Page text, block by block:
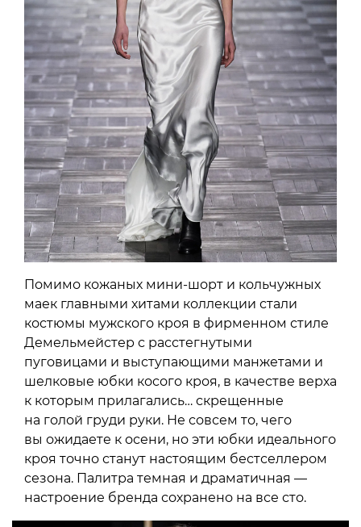
Помимо кожаных мини-шорт и кольчужных
маек главными хитами коллекции стали
костюмы мужского кроя в фирменном стиле
Демельмейстер с расстегнутыми
пуговицами и выступающими манжетами и
шелковые юбки косого кроя, в качестве верха
к которым прилагались… скрещенные
на голой груди руки. Не совсем то, чего
вы ожидаете к осени, но эти юбки идеального
кроя точно станут настоящим бестселлером
сезона. Палитра темная и драматичная —
настроение бренда сохранено на все сто.